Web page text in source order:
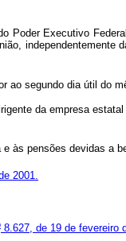
Executivo
segundo dia útil do
da empresa
às pensões devidas a
2001.
8.627, de 19 de fevereiro